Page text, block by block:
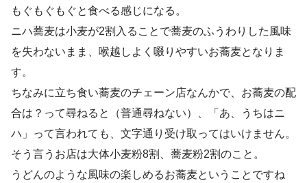
もぐもぐもぐと食べる感じになる。
ニハ蕎麦は小麦が2割入ることで蕎麦のふうわりした風味
を失わないまま、喉越しよく啜りやすいお蕎麦となりま
す。
ちなみに立ち食い蕎麦のチェーン店なんかで、お蕎麦の配
合は？って尋ねると（普通尋ねない）、「あ、うちはニ
ハ」って言われても、文字通り受け取ってはいけません。
そう言うお店は大体小麦粉8割、蕎麦粉2割のこと。
うどんのような風味の楽しめるお蕎麦ということですね